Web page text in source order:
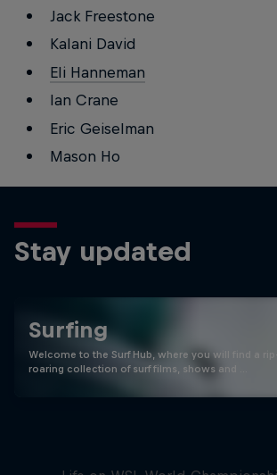
Jack Freestone
Kalani David
Eli Hanneman
Ian Crane
Eric Geiselman
Mason Ho
Stay updated
Surfing
Welcome to the Surf Hub, where you will find a rip-
roaring collection of surf films, shows and …